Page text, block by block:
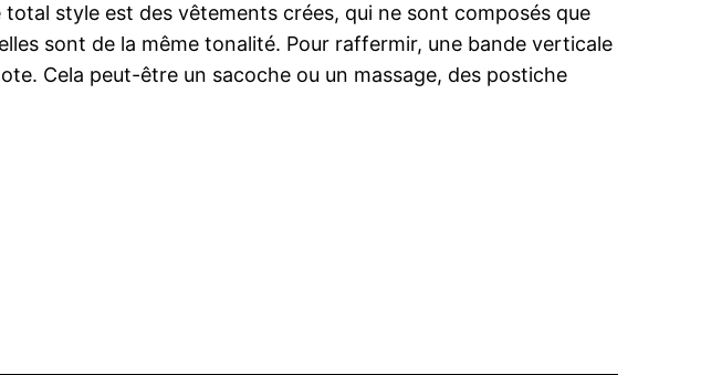
style est des vêtements crées, qui ne sont composés que
sont de la même tonalité. Pour raffermir, une bande verticale
Cela peut-être un sacoche ou un massage, des postiche